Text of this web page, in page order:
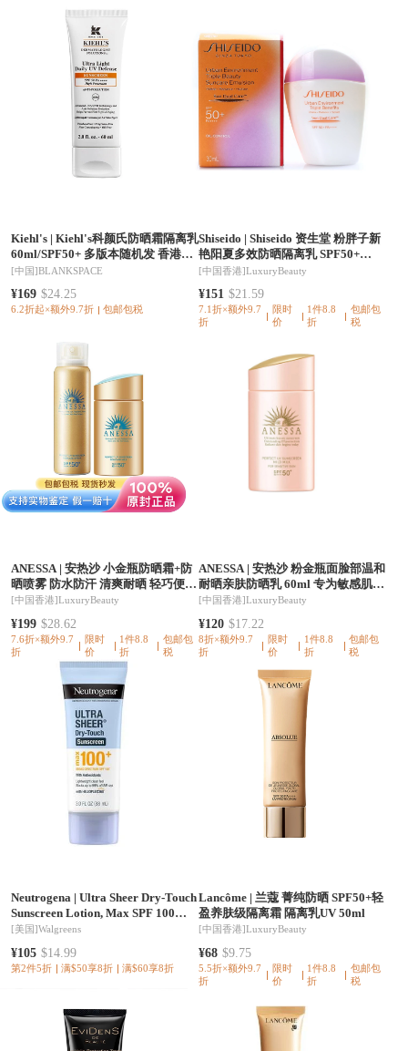
Kiehl's| Kiehl's科颜氏防晒霜隔离乳
60ml/SPF50+ 多版本随机发 香港直
邮
[中国]BLANKSPACE
¥169 $24.25
6.2折起×额外9.7折 包邮包税
Shiseido |Shiseido 资生堂 粉胖子新
艳阳夏多效防晒隔离乳 SPF50+
30ml 水润养肤防紫外线
[中国香港]LuxuryBeauty
¥151 $21.59
7.1折×额外9.7
折
限时
价
1件8.8
折
包邮包
税
ANESSA| 安热沙 小金瓶防晒霜+防
晒喷雾 防水防汗 清爽耐晒 轻巧便携
SPF50+
[中国香港]LuxuryBeauty
¥199 $28.62
7.6折×额外9.7
折
限时
价
1件8.8
折
包邮包
税
ANESSA |安热沙 粉金瓶面脸部温和
耐晒亲肤防晒乳 60ml 专为敏感肌设
计
[中国香港]LuxuryBeauty
¥120 $17.22
8折×额外9.7
折
限时
价
1件8.8
折
包邮包
税
Neutrogena| Ultra Sheer Dry-Touch
Sunscreen Lotion, Max SPF 100
UVA/UVB Protection
[美国]Walgreens
¥105 $14.99
第2件5折 满$50享8折 满$60享8折
Lancôme |兰蔻 菁纯防晒 SPF50+轻
盈养肤级隔离霜 隔离乳UV 50ml
[中国香港]LuxuryBeauty
¥68 $9.75
5.5折×额外9.7
折
限时
价
1件8.8
折
包邮包
税